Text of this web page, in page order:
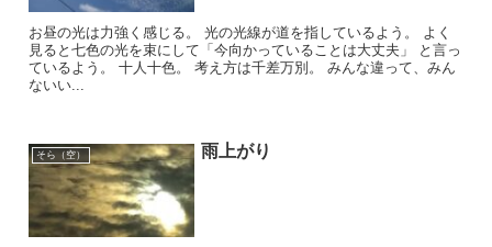
お昼の光は力強く感じる。 光の光線が道を指しているよう。 よく
見ると七色の光を束にして「今向かっていることは大丈夫」 と言っ
ているよう。 十人十色。 考え方は千差万別。 みんな違って、みん
ないい...
そら（空） 雨上がり